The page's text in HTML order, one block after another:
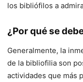
los bibliófilos a
¿Por qué se
Generalmente, la
de la bibliofilia son
actividades que más